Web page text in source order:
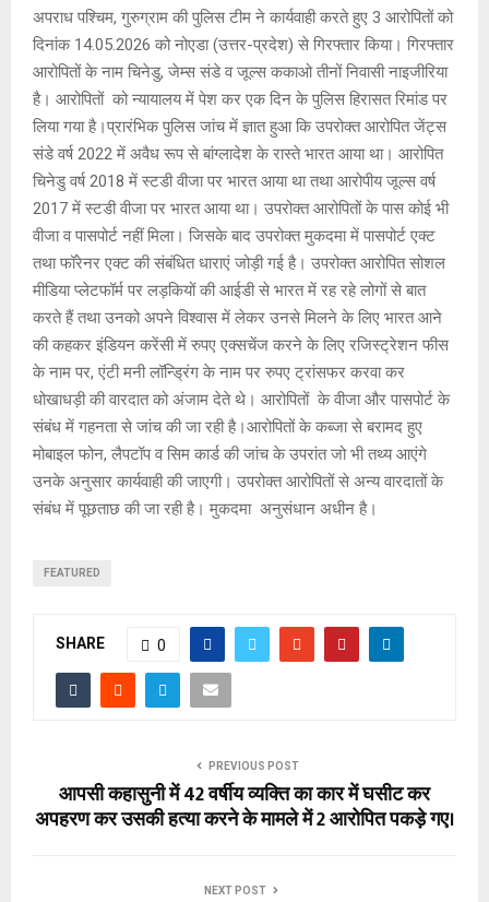
अपराध पश्चिम, गुरुग्राम की पुलिस टीम ने कार्यवाही करते हुए 3 आरोपितों को
दिनांक 14.05.2026 को नोएडा (उत्तर-प्रदेश) से गिरफ्तार किया। गिरफ्तार
आरोपितों के नाम चिनेडु, जेम्स संडे व जूल्स ककाओ तीनों निवासी नाइजीरिया
है। आरोपितों को न्यायालय में पेश कर एक दिन के पुलिस हिरासत रिमांड पर
लिया गया है।प्रारंभिक पुलिस जांच में ज्ञात हुआ कि उपरोक्त आरोपित जेंट्स
संडे वर्ष 2022 में अवैध रूप से बांग्लादेश के रास्ते भारत आया था। आरोपित
चिनेडु वर्ष 2018 में स्टडी वीजा पर भारत आया था तथा आरोपीय जूल्स वर्ष
2017 में स्टडी वीजा पर भारत आया था। उपरोक्त आरोपितों के पास कोई भी
वीजा व पासपोर्ट नहीं मिला। जिसके बाद उपरोक्त मुकदमा में पासपोर्ट एक्ट
तथा फॉरेनर एक्ट की संबंधित धाराएं जोड़ी गई है। उपरोक्त आरोपित सोशल
मीडिया प्लेटफॉर्म पर लड़कियों की आईडी से भारत में रह रहे लोगों से बात
करते हैं तथा उनको अपने विश्वास में लेकर उनसे मिलने के लिए भारत आने
की कहकर इंडियन करेंसी में रुपए एक्सचेंज करने के लिए रजिस्ट्रेशन फीस
के नाम पर, एंटी मनी लॉन्ड्रिंग के नाम पर रुपए ट्रांसफर करवा कर
धोखाधड़ी की वारदात को अंजाम देते थे। आरोपितों के वीजा और पासपोर्ट के
संबंध में गहनता से जांच की जा रही है।आरोपितों के कब्जा से बरामद हुए
मोबाइल फोन, लैपटॉप व सिम कार्ड की जांच के उपरांत जो भी तथ्य आएंगे
उनके अनुसार कार्यवाही की जाएगी। उपरोक्त आरोपितों से अन्य वारदातों के
संबंध में पूछताछ की जा रही है। मुकदमा अनुसंधान अधीन है।
FEATURED
SHARE 0
PREVIOUS POST
आपसी कहासुनी में 42 वर्षीय व्यक्ति का कार में घसीट कर
अपहरण कर उसकी हत्या करने के मामले में 2 आरोपित पकड़े गए।
NEXT POST